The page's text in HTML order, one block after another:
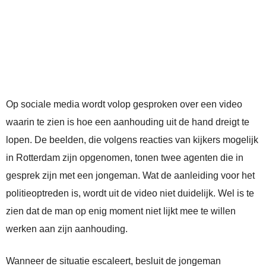
Op sociale media wordt volop gesproken over een video
waarin te zien is hoe een aanhouding uit de hand dreigt te
lopen. De beelden, die volgens reacties van kijkers mogelijk
in Rotterdam zijn opgenomen, tonen twee agenten die in
gesprek zijn met een jongeman. Wat de aanleiding voor het
politieoptreden is, wordt uit de video niet duidelijk. Wel is te
zien dat de man op enig moment niet lijkt mee te willen
werken aan zijn aanhouding.
Wanneer de situatie escaleert, besluit de jongeman